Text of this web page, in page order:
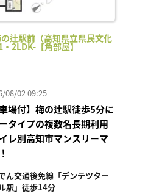
辻駅前（高知県立県民文化
2LDK-【角部屋】
08/02 09:25
場付】梅の辻駅徒歩5分に
タイプの複数名長期利用
レ別高知市マンスリーマ
ん交通後免線「デンテツター
駅」徒歩14分